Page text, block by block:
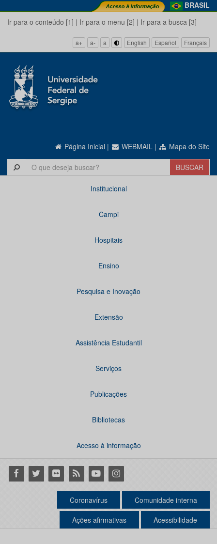
BRASIL
Ir para o conteúdo [1] | Ir para o menu [2] | Ir para a busca [3]
a+ a- a English Español Français
Página Inicial | WEBMAIL | Mapa do Site
Institucional
Campi
Hospitais
Ensino
Pesquisa e Inovação
Extensão
Assistência Estudantil
Serviços
Publicações
Bibliotecas
Acesso à informação
Facebook
Twitter Flickr RSS YoutubeInstagram
Coronavírus Comunidade interna
Ações afirmativas Acessibilidade